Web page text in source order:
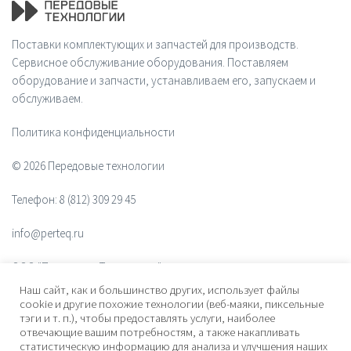
Поставки комплектующих и запчастей для производств.
Сервисное обслуживание оборудования. Поставляем
оборудование и запчасти, устанавливаем его, запускаем и
обслуживаем.
Политика конфиденциальности
© 2026 Передовые технологии
Телефон: 8 (812) 309 29 45
info@perteq.ru
ООО "Передовые Технологии"
ОГРН 1117847072628
Почтовый индекс 196006
Наш сайт, как и большинство других, использует файлы
cookie и другие похожие технологии (веб-маяки, пиксельные
тэги и т. п.), чтобы предоставлять услуги, наиболее
отвечающие вашим потребностям, а также накапливать
статистическую информацию для анализа и улучшения наших